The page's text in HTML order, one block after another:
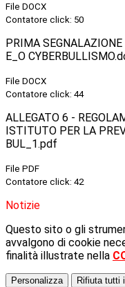
File DOCX
Contatore click: 50
PRIMA
E_O
File DOCX
Contatore click: 44
ALLEGATO 6 -
ISTITUTO PER LA
BUL_1.pdf
File PDF
Contatore click: 42
Notizie
Questo sito o gli
avvalgono di cookie
finalità illustrate nella
Personalizza Rifiuta tutti